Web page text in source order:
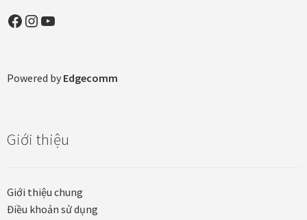
Nhận vẽ tranh theo yêu cầu
Quà tặng đối tác nước ngoài
Quy định khu vực giao hàng
Facebook
Instagram
YouTube
Powered by Edgecomm
Giới thiệu
Giới thiệu chung
Điều khoản sử dụng